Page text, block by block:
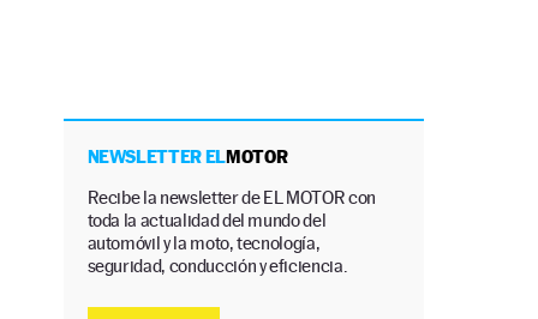
NEWSLETTER ELMOTOR
Recibe la newsletter de EL MOTOR con
toda la actualidad del mundo del
automóvil y la moto, tecnología,
seguridad, conducción y eficiencia.